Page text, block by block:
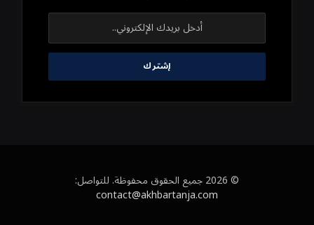
© 2026 جميع الحقوق محفوظة. للتواصل:
contact@akhbartanja.com